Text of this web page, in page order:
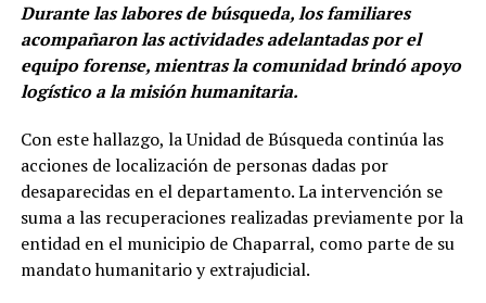
Durante las labores de búsqueda, los familiares
acompañaron las actividades adelantadas por el
equipo forense, mientras la comunidad brindó apoyo
logístico a la misión humanitaria.
Con este hallazgo, la Unidad de Búsqueda continúa las
acciones de localización de personas dadas por
desaparecidas en el departamento. La intervención se
suma a las recuperaciones realizadas previamente por la
entidad en el municipio de Chaparral, como parte de su
mandato humanitario y extrajudicial.